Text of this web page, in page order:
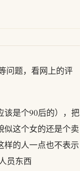
问题，看网上的评
该是个90后的），把
似这个女的还是个卖
样的人一点也不表示
员东西